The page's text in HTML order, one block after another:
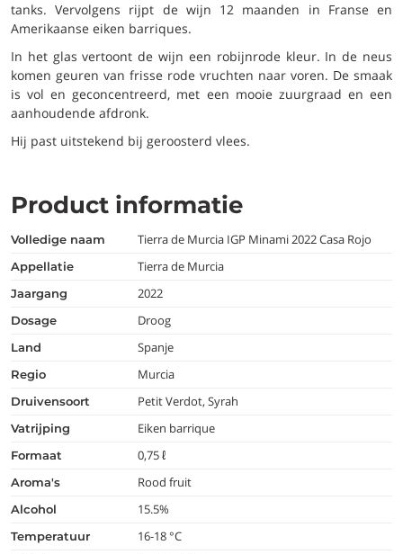
tanks. Vervolgens rijpt de wijn 12 maanden in Franse en
Amerikaanse eiken barriques.
In het glas vertoont de wijn een robijnrode kleur. In de neus
komen geuren van frisse rode vruchten naar voren. De smaak
is vol en geconcentreerd, met een mooie zuurgraad en een
aanhoudende afdronk.
Hij past uitstekend bij geroosterd vlees.
Product informatie
volledige naam Tierra de Murcia IGP Minami 2022 Casa Rojo
appellatie Tierra de Murcia
jaargang 2022
dosage Droog
land Spanje
regio Murcia
druivensoort Petit Verdot, Syrah
vatrijping Eiken barrique
formaat 0,75 ℓ
aroma's Rood fruit
alcohol 15.5%
temperatuur 16-18 °C